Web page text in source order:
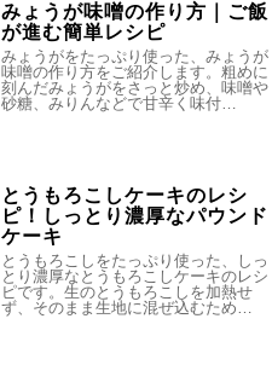
みょうが味噌の作り方｜ご飯
が進む簡単レシピ
みょうがをたっぷり使った、みょうが
味噌の作り方をご紹介します。粗めに
刻んだみょうがをさっと炒め、味噌や
砂糖、みりんなどで甘辛く味付…
とうもろこしケーキのレシ
ピ！しっとり濃厚なパウンド
ケーキ
とうもろこしをたっぷり使った、しっ
とり濃厚なとうもろこしケーキのレシ
ピです。生のとうもろこしを加熱せ
ず、そのまま生地に混ぜ込むため…